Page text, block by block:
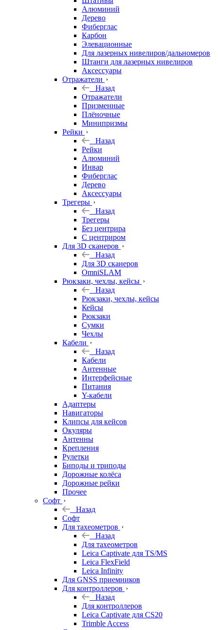
Алюминий
Дерево
Фиберглас
Карбон
Элевационные
Для лазерных нивелиров/дальномеров
Штанги для лазерных нивелиров
Аксессуары
Отражатели
Назад
Отражатели
Призменные
Плёночные
Минипризмы
Рейки
Назад
Рейки
Алюминий
Инвар
Фиберглас
Дерево
Аксессуары
Трегеры
Назад
Трегеры
Без центрира
С центриром
Для 3D сканеров
Назад
Для 3D сканеров
OmniSLAM
Рюкзаки, чехлы, кейсы
Назад
Рюкзаки, чехлы, кейсы
Кейсы
Рюкзаки
Сумки
Чехлы
Кабели
Назад
Кабели
Антенные
Интерфейсные
Питания
Y-кабели
Адаптеры
Навигаторы
Клипсы для кейсов
Окуляры
Антенны
Крепления
Рулетки
Биподы и триподы
Дорожные колёса
Дорожные рейки
Прочее
Софт
Назад
Софт
Для тахеометров
Назад
Для тахеометров
Leica Captivate для TS/MS
Leica FlexField
Leica Infinity
Для GNSS приемников
Для контроллеров
Назад
Для контроллеров
Leica Captivate для CS20
Trimble Access